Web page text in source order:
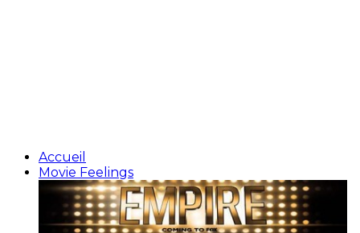
Accueil
Movie Feelings